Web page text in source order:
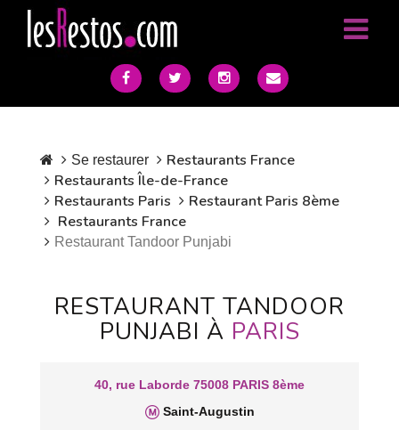
Se restaurer
Restaurants France
Restaurants Île-de-France
Restaurants Paris
Restaurant Paris 8ème
Restaurants France
Restaurant Tandoor Punjabi
RESTAURANT TANDOOR
PUNJABI À PARIS
40, rue Laborde 75008 PARIS 8ème
Saint-Augustin